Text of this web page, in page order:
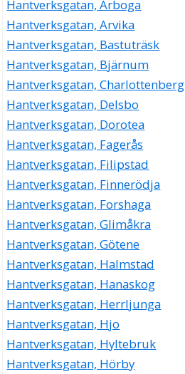
Hantverksgatan, Arboga
Hantverksgatan, Arvika
Hantverksgatan, Bastuträsk
Hantverksgatan, Bjärnum
Hantverksgatan, Charlottenberg
Hantverksgatan, Delsbo
Hantverksgatan, Dorotea
Hantverksgatan, Fagerås
Hantverksgatan, Filipstad
Hantverksgatan, Finnerödja
Hantverksgatan, Forshaga
Hantverksgatan, Glimåkra
Hantverksgatan, Götene
Hantverksgatan, Halmstad
Hantverksgatan, Hanaskog
Hantverksgatan, Herrljunga
Hantverksgatan, Hjo
Hantverksgatan, Hyltebruk
Hantverksgatan, Hörby